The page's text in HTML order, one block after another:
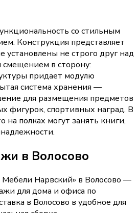
со стильным
Конструкция представляет
установлены не строго друг над
смещением в сторону:
придает модулю
система хранения —
для размещения предметов
фигурок, спортивных наград. В
на полках могут занять книги,
в Волосово
Нарвский» в Волосово —
для дома и офиса по
в Волосово в удобное для